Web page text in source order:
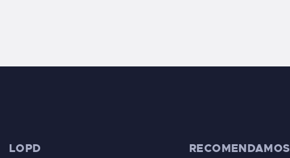
LOPD RECOMENDAMOS